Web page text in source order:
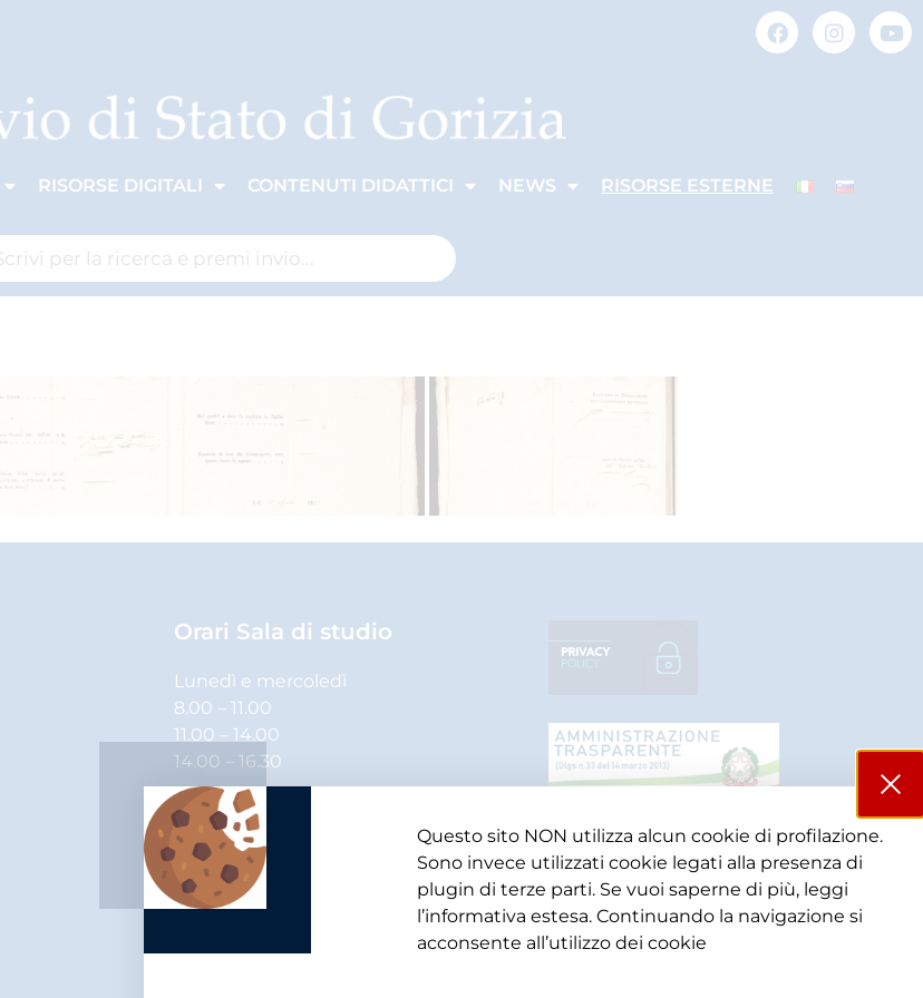
RISORSE DIGITALI CONTENUTI DIDATTICI NEWS RISORSE ESTERNE
Orari Sala di studio
Lunedì e mercoledì
8.00 – 11.00
11.00 – 14.00
14.00 – 16.30
Martedì, giovedì e venerdì
8.00 – 11.00
11.00 – 14.00
Questo sito NON utilizza alcun cookie di profilazione.
Sono invece utilizzati cookie legati alla presenza di
plugin di terze parti. Se vuoi saperne di più, leggi
l’informativa estesa. Continuando la navigazione si
acconsente all’utilizzo dei cookie​